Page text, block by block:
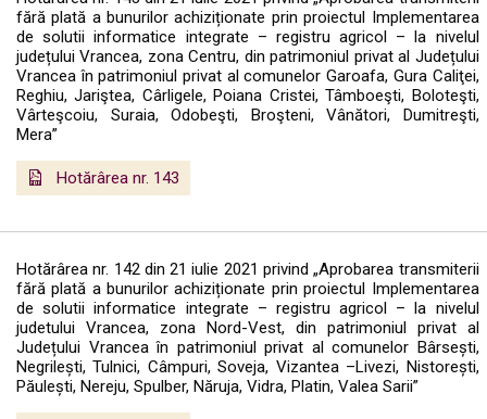
fără plată a bunurilor achiziționate prin proiectul Implementarea
de solutii informatice integrate – registru agricol – la nivelul
județului Vrancea, zona Centru, din patrimoniul privat al Județului
Vrancea în patrimoniul privat al comunelor Garoafa, Gura Caliţei,
Reghiu, Jariştea, Cârligele, Poiana Cristei, Tâmboeşti, Boloteşti,
Vârteşcoiu, Suraia, Odobeşti, Broşteni, Vânători, Dumitreşti,
Mera”
Hotărârea nr. 143
Hotărârea nr. 142 din 21 iulie 2021 privind „Aprobarea transmiterii
fără plată a bunurilor achiziționate prin proiectul Implementarea
de solutii informatice integrate – registru agricol – la nivelul
judetului Vrancea, zona Nord-Vest, din patrimoniul privat al
Județului Vrancea în patrimoniul privat al comunelor Bârsești,
Negrilești, Tulnici, Câmpuri, Soveja, Vizantea –Livezi, Nistorești,
Păulești, Nereju, Spulber, Năruja, Vidra, Platin, Valea Sarii”